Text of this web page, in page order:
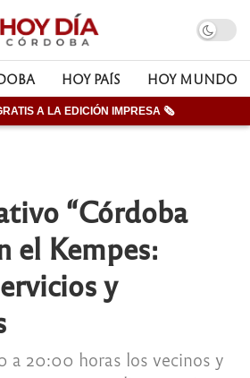
HOY PAÍS HOY MUNDO
A LA EDICIÓN IMPRESA 🗞
“Córdoba
el Kempes:
y
a 20:00 horas los vecinos y